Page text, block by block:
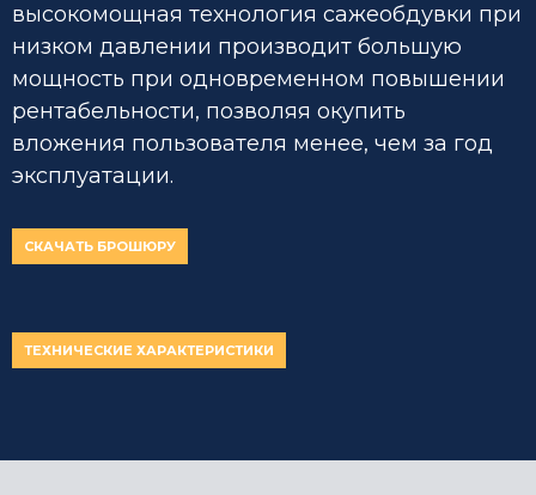
высокомощная технология сажеобдувки при
низком давлении производит большую
мощность при одновременном повышении
рентабельности, позволяя окупить
вложения пользователя менее, чем за год
эксплуатации.
СКАЧАТЬ БРОШЮРУ
ТЕХНИЧЕСКИЕ ХАРАКТЕРИСТИКИ